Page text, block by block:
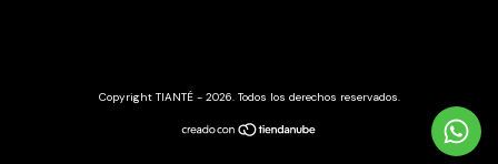
Copyright TIANTÉ - 2026. Todos los derechos reservados.